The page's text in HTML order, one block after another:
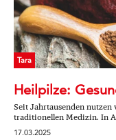
Tara
Heilpilze:
Seit Jahrtausenden
traditionellen Medizin. In
17.03.2025